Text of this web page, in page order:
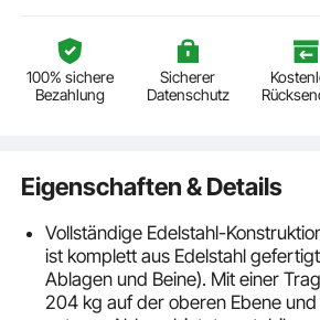
100% sichere
Bezahlung
Sicherer
Datenschutz
Eigenschaften & Details
Vollständige Edelstahl-
ist komplett aus Edelstahl
Ablagen und Beine). Mit einer
204 kg auf der oberen Ebene